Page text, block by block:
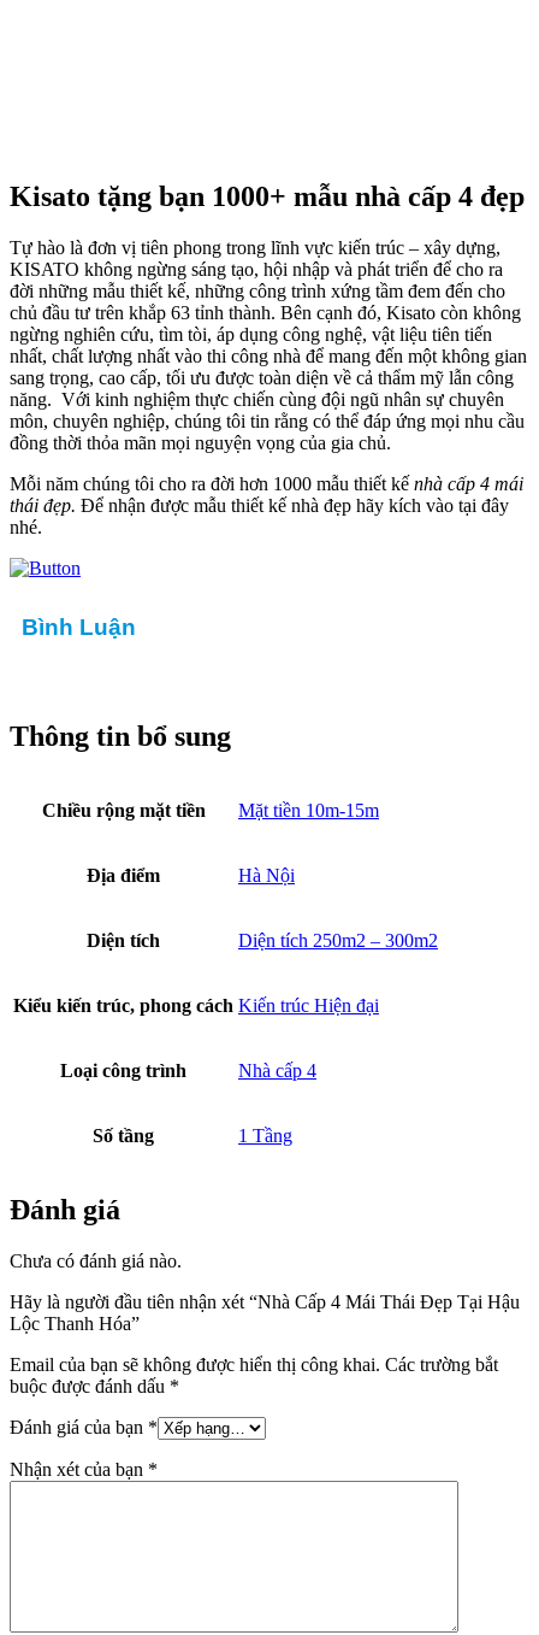
Kisato tặng bạn 1000+ mẫu nhà cấp 4 đẹp
Tự hào là đơn vị tiên phong trong lĩnh vực kiến trúc – xây dựng,
KISATO không ngừng sáng tạo, hội nhập và phát triển để cho ra
đời những mẫu thiết kế, những công trình xứng tầm đem đến cho
chủ đầu tư trên khắp 63 tỉnh thành. Bên cạnh đó, Kisato còn không
ngừng nghiên cứu, tìm tòi, áp dụng công nghệ, vật liệu tiên tiến
nhất, chất lượng nhất vào thi công nhà để mang đến một không gian
sang trọng, cao cấp, tối ưu được toàn diện về cả thẩm mỹ lẫn công
năng. Với kinh nghiệm thực chiến cùng đội ngũ nhân sự chuyên
môn, chuyên nghiệp, chúng tôi tin rằng có thể đáp ứng mọi nhu cầu
đồng thời thỏa mãn mọi nguyện vọng của gia chủ.
Mỗi năm chúng tôi cho ra đời hơn 1000 mẫu thiết kế nhà cấp 4 mái
thái đẹp. Để nhận được mẫu thiết kế nhà đẹp hãy kích vào tại đây
nhé.
Bình Luận
Thông tin bổ sung
Chiều rộng mặt tiền Mặt tiền 10m-15m
Địa điểm Hà Nội
Diện tích Diện tích 250m2 – 300m2
Kiểu kiến trúc, phong cách Kiến trúc Hiện đại
Loại công trình Nhà cấp 4
Số tầng 1 Tầng
Đánh giá
Chưa có đánh giá nào.
Hãy là người đầu tiên nhận xét “Nhà Cấp 4 Mái Thái Đẹp Tại Hậu
Lộc Thanh Hóa”
Email của bạn sẽ không được hiển thị công khai. Các trường bắt
buộc được đánh dấu *
Đánh giá của bạn *
Nhận xét của bạn *